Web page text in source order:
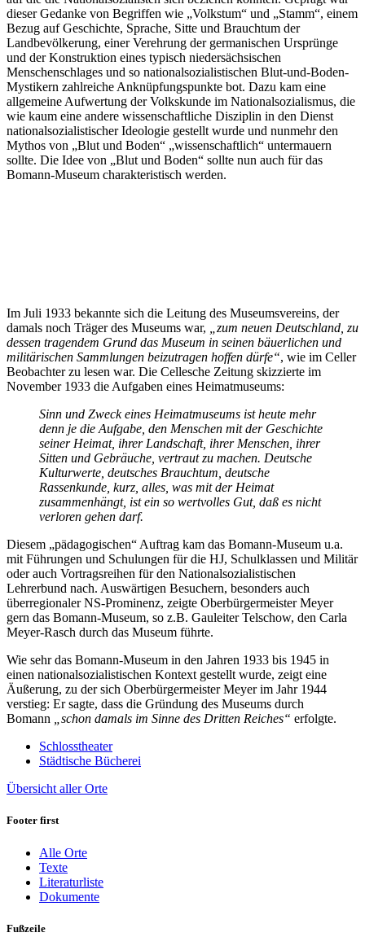
dieser Gedanke von Begriffen wie „Volkstum“ und „Stamm“, einem
Bezug auf Geschichte, Sprache, Sitte und Brauchtum der
Landbevölkerung, einer Verehrung der germanischen Ursprünge
und der Konstruktion eines typisch niedersächsischen
Menschenschlages und so nationalsozialistischen Blut-und-Boden-
Mystikern zahlreiche Anknüpfungspunkte bot. Dazu kam eine
allgemeine Aufwertung der Volkskunde im Nationalsozialismus, die
wie kaum eine andere wissenschaftliche Disziplin in den Dienst
nationalsozialistischer Ideologie gestellt wurde und nunmehr den
Mythos von „Blut und Boden“ „wissenschaftlich“ untermauern
sollte. Die Idee von „Blut und Boden“ sollte nun auch für das
Bomann-Museum charakteristisch werden.
Im Juli 1933 bekannte sich die Leitung des Museumsvereins, der
damals noch Träger des Museums war,
„zum neuen Deutschland, zu
dessen tragendem Grund das Museum in seinen bäuerlichen und
militärischen Sammlungen beizutragen hoffen dürfe“, wie im Celler
Beobachter zu lesen war. Die Cellesche Zeitung skizzierte im
November 1933 die Aufgaben eines Heimatmuseums:
Sinn und Zweck eines Heimatmuseums ist heute mehr
denn je die Aufgabe, den Menschen mit der Geschichte
seiner Heimat, ihrer Landschaft, ihrer Menschen, ihrer
Sitten und Gebräuche, vertraut zu machen. Deutsche
Kulturwerte, deutsches Brauchtum, deutsche
Rassenkunde, kurz, alles, was mit der Heimat
zusammenhängt, ist ein so wertvolles Gut, daß es nicht
verloren gehen darf.
Diesem „pädagogischen“ Auftrag kam das Bomann-Museum u.a.
mit Führungen und Schulungen für die HJ, Schulklassen und Militär
oder auch Vortragsreihen für den Nationalsozialistischen
Lehrerbund nach. Auswärtigen Besuchern, besonders auch
überregionaler NS-Prominenz, zeigte Oberbürgermeister Meyer
gern das Bomann-Museum, so z.B. Gauleiter Telschow, den Carla
Meyer-Rasch durch das Museum führte.
Wie sehr das Bomann-Museum in den Jahren 1933 bis 1945 in
einen nationalsozialistischen Kontext gestellt wurde, zeigt eine
Äußerung, zu der sich Oberbürgermeister Meyer im Jahr 1944
verstieg: Er sagte, dass die Gründung des Museums durch
Bomann
„schon damals im Sinne des Dritten Reiches“ erfolgte.
Schlosstheater
Städtische Bücherei
Übersicht aller Orte
Footer first
Alle Orte
Texte
Literaturliste
Dokumente
Fußzeile